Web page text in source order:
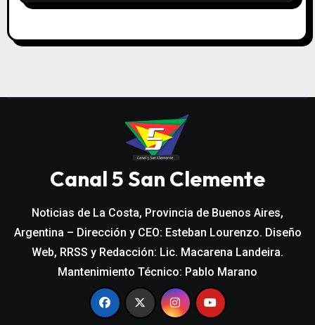
Canal 5 San Clemente
Noticias de La Costa, Provincia de Buenos Aires,
Argentina – Dirección y CEO: Esteban Lourenzo. Diseño
Web, RRSS y Redacción: Lic. Macarena Landeira.
Mantenimiento Técnico: Pablo Marano